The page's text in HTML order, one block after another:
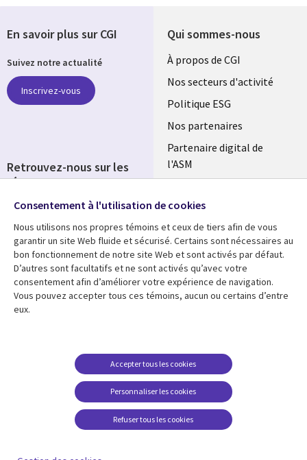
Qui sommes-nous
Useful
links
FRANCE
À propos de CGI
Nos secteurs d'activité
Politique ESG
Nos partenaires
Partenaire digital de
l'ASM
Fusions
Ressources
Library
Links
Articles
Blog
Support
Legal
Accessibilité
conditions juridiques
FAQ Carrières
Centre de gestion des
témoins
En savoir plus sur CGI
Suivez notre actualité
Inscrivez-vous
Retrouvez-nous sur les
réseaux
Social
Media
FRANCE
Consentement à l'utilisation de cookies
Nous utilisons nos propres témoins et ceux de tiers afin de vous
garantir un site Web fluide et sécurisé. Certains sont nécessaires au
bon fonctionnement de notre site Web et sont activés par défaut.
D’autres sont facultatifs et ne sont activés qu’avec votre
consentement afin d’améliorer votre expérience de navigation.
Vous pouvez accepter tous ces témoins, aucun ou certains d’entre
eux.
Personnaliser les cookies
Accepter tous les cookies
Refuser tous les cookies